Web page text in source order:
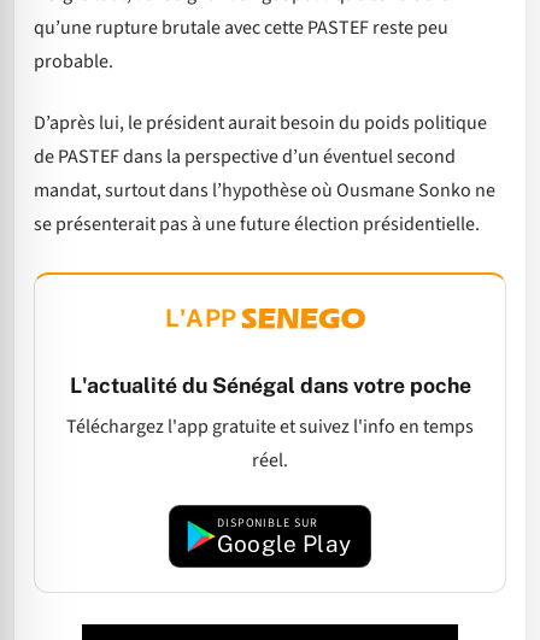
qu’une rupture brutale avec cette PASTEF reste peu
probable.
D’après lui, le président aurait besoin du poids politique
de PASTEF dans la perspective d’un éventuel second
mandat, surtout dans l’hypothèse où Ousmane Sonko ne
se présenterait pas à une future élection présidentielle.
L'APP
L'actualité du Sénégal dans votre poche
Téléchargez l'app gratuite et suivez l'info en temps
réel.
DISPONIBLE SUR
Google Play